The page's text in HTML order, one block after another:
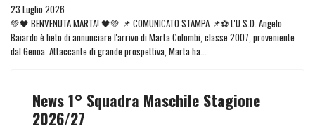
23 Luglio 2026
💚🖤 BENVENUTA MARTA! 🖤💚 📌 COMUNICATO STAMPA 📌⚽ L'U.S.D. Angelo
Baiardo è lieto di annunciare l'arrivo di Marta Colombi, classe 2007, proveniente
dal Genoa. Attaccante di grande prospettiva, Marta ha...
News 1° Squadra Maschile Stagione
2026/27